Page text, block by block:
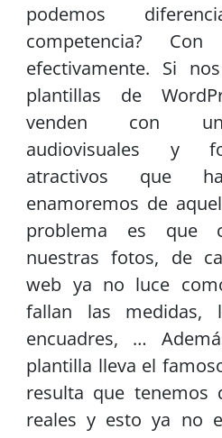
podemos
competencia?
efectivamente. Si
plantillas de
venden con
audiovisuales y
atractivos que
enamoremos de
problema es que
nuestras fotos, de
web ya no luce
fallan las medidas,
encuadres, …
plantilla lleva el
resulta que tenemos
reales y esto ya no